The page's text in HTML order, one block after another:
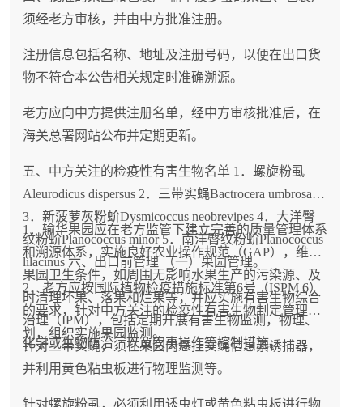
须经老方审核，并由中方批准注册。
注册信息包括名称、地址及注册号码，以便在出口货
物不符合本公告相关规定时准确溯源。
老方应向中方提供注册名单，经中方审核批准后，在
海关总署网站公布并定期更新。
五、中方关注的检疫性有害生物名单 1．螺旋粉虱
Aleurodicus dispersus 2．三带实蝇Bactrocera umbrosa
3．新菠萝灰粉蚧Dysmicoccus neobrevipes 4．大洋臀
纹粉蚧Planococcus minor 5．南洋臀纹粉蚧Planococcus
lilacinus 六、出口前管理 （一）果园管理。
1．输华果园应在老方监管下建立完善的质量管理体系
和溯源体系，实施良好农业操作规范（GAP），维持
果园卫生条件，如周围无影响水果生产的污染源、及
时清理坏果、落果和烂果等；并应实施有害生物综合
治理（IPM），包括定期开展有害生物监测，物理、
化学或生物防治，以及农事操作等控制措施。
2．老方应按国际植物检疫措施标准第6号（ISPM 6）
的要求，针对中方关注的检疫性有害生物制定管理计
划，组织实施果园监测。
针对三带实蝇，须在果园内悬挂实蝇信息素诱捕器，
并利用黄色粘虫板进行物理监测等。
针对螺旋粉虱，必须利用诱虫灯或黄色粘虫板进行物